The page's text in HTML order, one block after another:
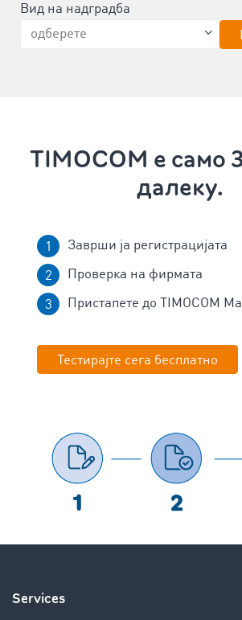
Вид на надградба
TIMOCOM е само
далеку.
Заврши ја регистрацијата
Проверка на фирмата
Пристапете до TIMOCOM
Тестирајте сега бесплатно
Services